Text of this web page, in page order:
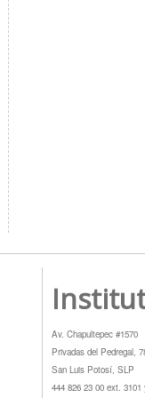
Av. Chapultepec #1570
Privadas del Pedregal,
San Luis Potosí, SLP
444 826 23 00 ext. 3101